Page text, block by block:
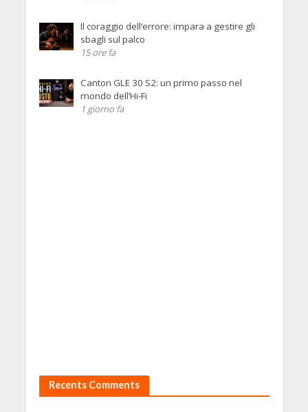
Il coraggio dell’errore: impara a gestire gli
sbagli sul palco
15 ore fa
Canton GLE 30 S2: un primo passo nel
mondo dell’Hi-Fi
1 giorno fa
Recents Comments